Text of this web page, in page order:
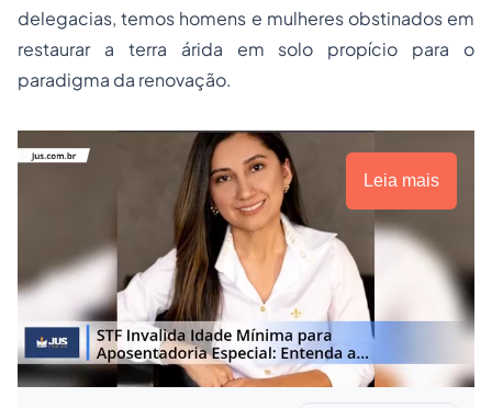
delegacias, temos homens e mulheres obstinados em
restaurar a terra árida em solo propício para o
paradigma da renovação.
Leia mais